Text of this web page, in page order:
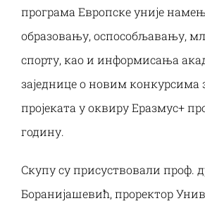
Међународна сарадња
Алумни
програма Европске уније
образовању, оспособљавању,
спорту, као и информисања
заједнице о новим
пројеката у оквиру Еразмус+
годину.
Скупу су присуствовали проф.
Боранијашевић, проректор